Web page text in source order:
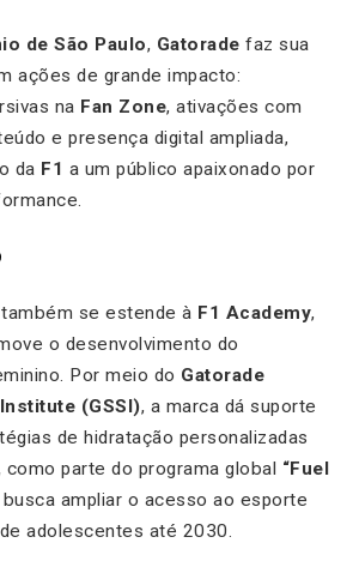
de São Paulo, Gatorade faz sua
ações de grande impacto:
na Fan Zone, ativações com
e presença digital ampliada,
da F1 a um público apaixonado por
se estende à F1 Academy,
o desenvolvimento do
Por meio do Gatorade
(GSSI), a marca dá suporte
de hidratação personalizadas
parte do programa global “Fuel
busca ampliar o acesso ao esporte
adolescentes até 2030.